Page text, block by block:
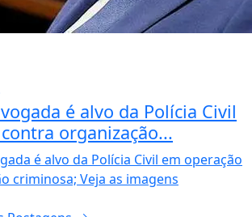
é alvo da Polícia Civil
organização...